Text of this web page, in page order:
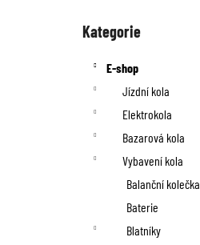
Přeskočit
Kategorie
E-shop
Jízdní kola
Elektrokola
Bazarová kola
Vybavení kola
Balanční kolečka
Baterie
Blatníky